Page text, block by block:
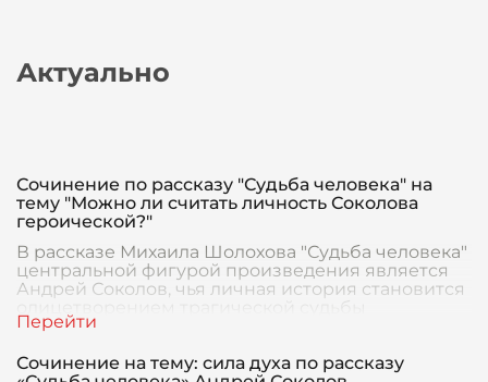
Актуально
Сочинение по рассказу "Судьба человека" на
тему "Можно ли считать личность Соколова
героической?"
В рассказе Михаила Шолохова "Судьба человека"
центральной фигурой произведения является
Андрей Соколов, чья личная история становится
олицетворением трагической судьбы
миллионов лю
Сочинение на тему: сила духа по рассказу